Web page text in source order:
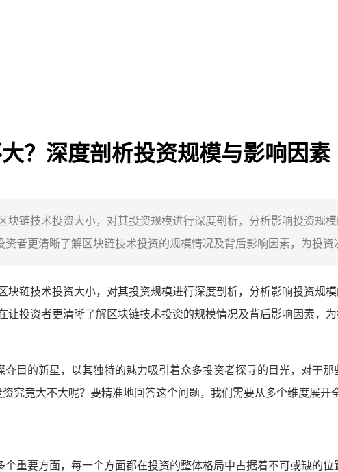
？深度剖析投资规模与影响因素
链技术投资大小，对其投资规模进行深度剖析，分析影响投资规
者更清晰了解区块链技术投资的规模情况及背后影响因素，为投资
块链技术投资大小，对其投资规模进行深度剖析，分析影响投资规
投资者更清晰了解区块链技术投资的规模情况及背后影响因素，
夺目的新星，以其独特的魅力吸引着众多投资者探寻的目光，对于
究竟大不大呢？要精准地回答这个问题，我们需要从多个维度展开
重要方面，每一个方面都在投资的整体格局中占据着不可或缺的位